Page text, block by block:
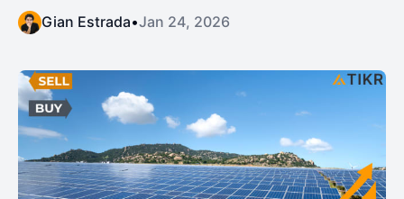
Gian Estrada•Jan 24, 2026